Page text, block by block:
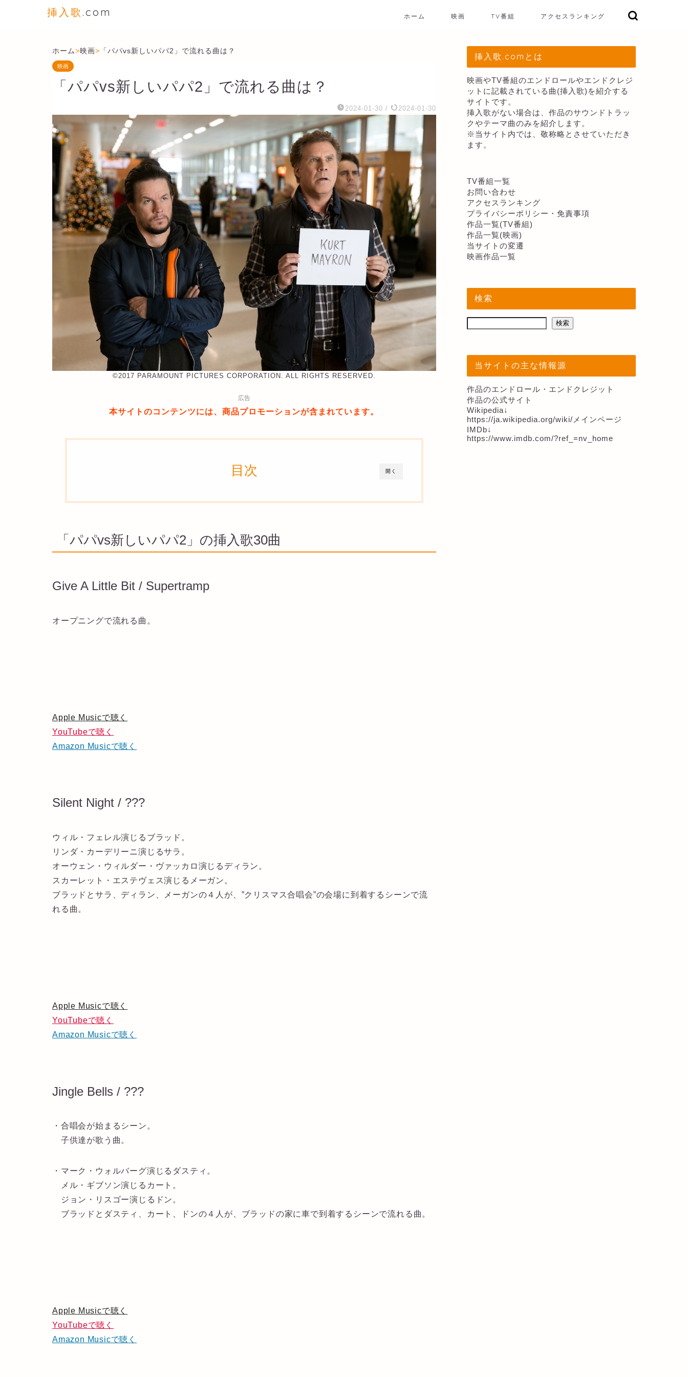
挿入歌.com ホーム 映画 TV番組 アクセスランキング
ホーム>映画> 「パパvs新しいパパ2」で流れる曲は？
映画
「パパvs新しいパパ2」で流れる曲は？
2024-01-30 / 2024-01-30
©︎2017 PARAMOUNT PICTURES CORPORATION. ALL RIGHTS RESERVED.
広告
本サイトのコンテンツには、商品プロモーションが含まれています。
開く
目次
「パパvs新しいパパ2」の挿入歌30曲
Give A Little Bit / Supertramp
オープニングで流れる曲。
Apple Musicで聴く
YouTubeで聴く
Amazon Musicで聴く
Silent Night / ???
ウィル・フェレル演じるブラッド。
リンダ・カーデリーニ演じるサラ。
オーウェン・ウィルダー・ヴァッカロ演じるディラン。
スカーレット・エステヴェス演じるメーガン。
ブラッドとサラ、ディラン、メーガンの４人が、”クリスマス合唱会”の会場に到着するシーンで流
れる曲。
Apple Musicで聴く
YouTubeで聴く
Amazon Musicで聴く
Jingle Bells / ???
・合唱会が始まるシーン。
子供達が歌う曲。
・マーク・ウォルバーグ演じるダスティ。
メル・ギブソン演じるカート。
ジョン・リスゴー演じるドン。
ブラッドとダスティ、カート、ドンの４人が、ブラッドの家に車で到着するシーンで流れる曲。
Apple Musicで聴く
YouTubeで聴く
Amazon Musicで聴く
挿入歌.comとは
映画やTV番組のエンドロールやエンドクレジ
ットに記載されている曲(挿入歌)を紹介する
サイトです。
挿入歌がない場合は、作品のサウンドトラッ
クやテーマ曲のみを紹介します。
※当サイト内では、敬称略とさせていただき
ます。
TV番組一覧
お問い合わせ
アクセスランキング
プライバシーポリシー・免責事項
作品一覧(TV番組)
作品一覧(映画)
当サイトの変遷
映画作品一覧
検索
検索
当サイトの主な情報源
作品のエンドロール・エンドクレジット
作品の公式サイト
Wikipedia↓
https://ja.wikipedia.org/wiki/メインページ
IMDb↓
https://www.imdb.com/?ref_=nv_home